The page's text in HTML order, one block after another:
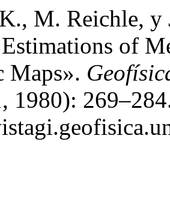
M. Reichle, y
of
Maps».
1980):